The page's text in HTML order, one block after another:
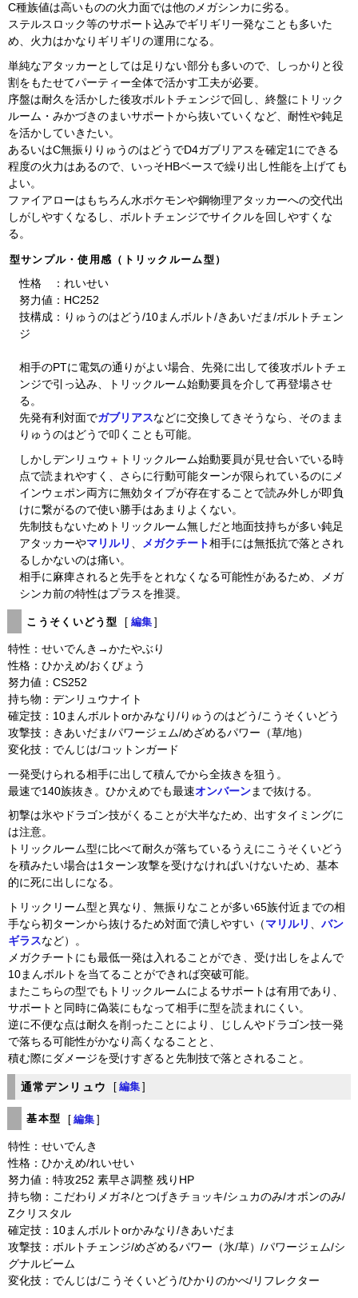
C種族値は高いものの火力面では他のメガシンカに劣る。
ステルスロック等のサポート込みでギリギリ一発なことも多いた
め、火力はかなりギリギリの運用になる。
単純なアタッカーとしては足りない部分も多いので、しっかりと役
割をもたせてパーティー全体で活かす工夫が必要。
序盤は耐久を活かした後攻ボルトチェンジで回し、終盤にトリック
ルーム・みかづきのまいサポートから抜いていくなど、耐性や鈍足
を活かしていきたい。
あるいはC無振りりゅうのはどうでD4ガブリアスを確定1にできる
程度の火力はあるので、いっそHBベースで繰り出し性能を上げても
よい。
ファイアローはもちろん水ポケモンや鋼物理アタッカーへの交代出
しがしやすくなるし、ボルトチェンジでサイクルを回しやすくな
る。
型サンプル・使用感（トリックルーム型）
性格 ：れいせい
努力値：HC252
技構成：りゅうのはどう/10まんボルト/きあいだま/ボルトチェン
ジ
相手のPTに電気の通りがよい場合、先発に出して後攻ボルトチェ
ンジで引っ込み、トリックルーム始動要員を介して再登場させ
る。
先発有利対面でガブリアスなどに交換してきそうなら、そのまま
りゅうのはどうで叩くことも可能。
しかしデンリュウ＋トリックルーム始動要員が見せ合いでいる時
点で読まれやすく、さらに行動可能ターンが限られているのにメ
インウェポン両方に無効タイプが存在することで読み外しが即負
けに繋がるので使い勝手はあまりよくない。
先制技もないためトリックルーム無しだと地面技持ちが多い鈍足
アタッカーやマリルリ メガクチート相手には無抵抗で落とされ
るしかないのは痛い。
相手に麻痺されると先手をとれなくなる可能性があるため、メガ
シンカ前の特性はプラスを推奨。
こうそくいどう型 [ 編集 ]
特性：せいでんき→かたやぶり
性格：ひかえめ/おくびょう
努力値：CS252
持ち物：デンリュウナイト
確定技：10まんボルトorかみなり/りゅうのはどう/こうそくいどう
攻撃技：きあいだま/パワージェム/めざめるパワー（草/地）
変化技：でんじは/コットンガード
一発受けられる相手に出して積んでから全抜きを狙う。
最速で140族抜き。ひかえめでも最速オンバーン まで抜ける。
初撃は氷やドラゴン技がくることが大半なため、出すタイミングに
は注意。
トリックルーム型に比べて耐久が落ちているうえにこうそくいどう
を積みたい場合は1ターン攻撃を受けなければいけないため、基本
的に死に出しになる。
トリックリーム型と異なり、無振りなことが多い65族付近までの相
手なら初ターンから抜けるため対面で潰しやすい（ マリルリ 、バン
ギラスなど）。
メガクチートにも最低一発は入れることができ、受け出しをよんで
10まんボルトを当てることができれば突破可能。
またこちらの型でもトリックルームによるサポートは有用であり、
サポートと同時に偽装にもなって相手に型を読まれにくい。
逆に不便な点は耐久を削ったことにより、じしんやドラゴン技一発
で落ちる可能性がかなり高くなることと、
積む際にダメージを受けすぎると先制技で落とされること。
通常デンリュウ [ 編集 ]
基本型 [ 編集 ]
特性：せいでんき
性格：ひかえめ/れいせい
努力値：特攻252 素早さ調整 残りHP
持ち物：こだわりメガネ/とつげきチョッキ/シュカのみ/オボンのみ/
Zクリスタル
確定技：10まんボルトorかみなり/きあいだま
攻撃技：ボルトチェンジ/めざめるパワー（氷/草）/パワージェム/シ
グナルビーム
変化技：でんじは/こうそくいどう/ひかりのかべ/リフレクター